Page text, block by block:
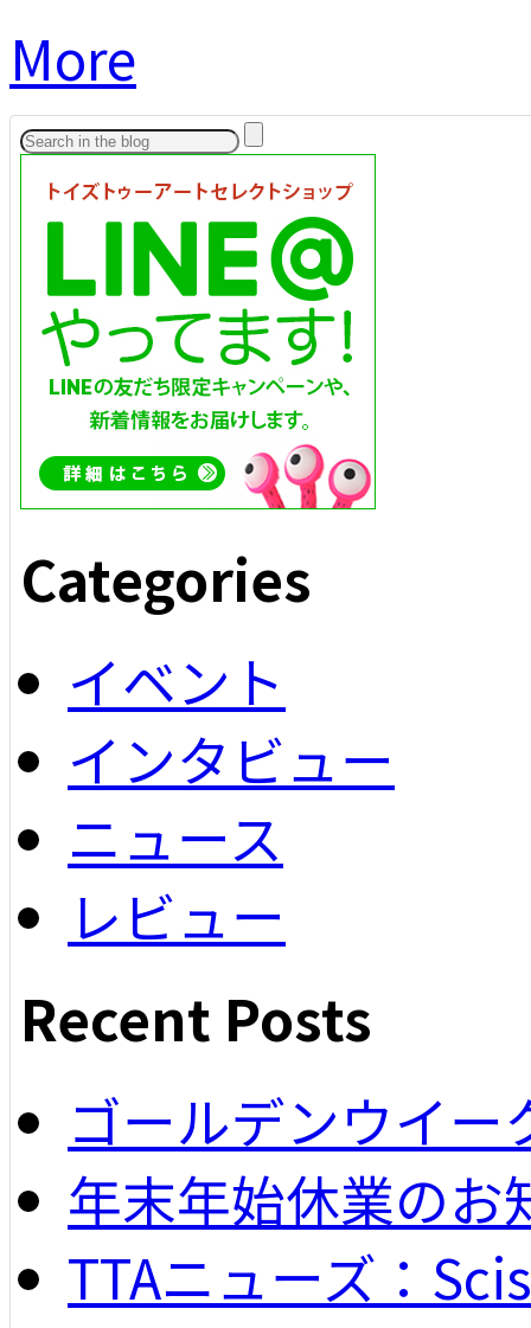
More
Categories
イベント
インタビュー
ニュース
レビュー
Recent Posts
ゴールデンウイー
年末年始休業のお
TTAニューズ：